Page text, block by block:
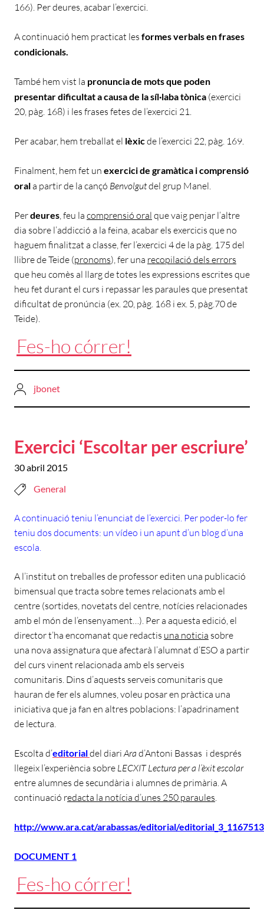
166). Per deures, acabar l’exercici.
A continuació hem practicat les formes verbals en frases
condicionals.
També hem vist la pronuncia de mots que poden
presentar dificultat a causa de la síl·laba tònica (exercici
20, pàg. 168) i les frases fetes de l’exercici 21.
Per acabar, hem treballat el lèxicde l’exercici 22, pàg. 169.
Finalment, hem fet un exercici de gramàtica i comprensió
orala partir de la cançó Benvolgutdel grup Manel.
Perdeures , feu la comprensió oral que vaig penjar l’altre
dia sobre l’addicció a la feina, acabar els exercicis que no
haguem finalitzat a classe, fer l’exercici 4 de la pàg. 175 del
llibre de Teide (pronoms), fer una recopilació dels errors
que heu comès al llarg de totes les expressions escrites que
heu fet durant el curs i repassar les paraules que presentat
dificultat de pronúncia (ex. 20, pàg. 168 i ex. 5, pàg.70 de
Teide).
Fes-ho córrer!
jbonet
Exercici ‘Escoltar per escriure’
30 abril 2015
General
A continuació teniu l’enunciat de l’exercici. Per poder-lo fer
teniu dos documents: un vídeo i un apunt d’un blog d’una
escola.
A l’institut on treballes de professor editen una publicació
bimensual que tracta sobre temes relacionats amb el
centre (sortides, novetats del centre, notícies relacionades
amb el món de l’ensenyament…). Per a aquesta edició, el
director t’ha encomanat que redactis una noticia sobre
una nova assignatura que afectarà l’alumnat d’ESO a partir
del curs vinent relacionada amb els serveis
comunitaris. Dins d’aquests serveis comunitaris que
hauran de fer els alumnes, voleu posar en pràctica una
iniciativa que ja fan en altres poblacions: l’apadrinament
de lectura.
Escolta d’editorialdel diariAra d’Antoni Bassas i després
llegeix l’experiència sobre LECXIT Lectura per a l’èxit escolar
entre alumnes de secundària i alumnes de primària. A
continuació redacta la notícia d’unes 250 paraules.
http://www.ara.cat/arabassas/editorial/
DOCUMENT 1
Fes-ho córrer!